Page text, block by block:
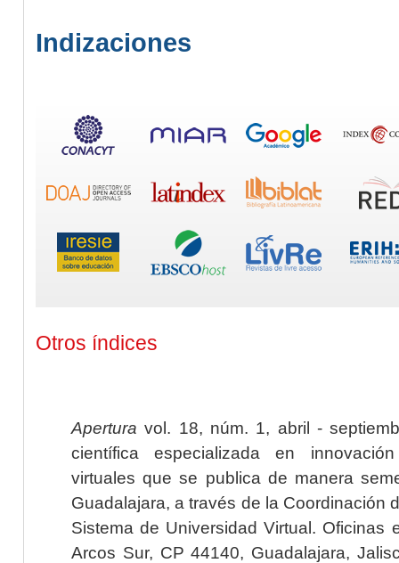
Indizaciones
Otros índices
Apertura vol. 18, núm. 1, abril -
científica especializada en
virtuales que se publica de manera
Guadalajara, a través de la Coordinación
Sistema de Universidad Virtual. Oficinas
Arcos Sur, CP 44140, Guadalajara,